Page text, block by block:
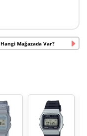
Hangi Mağazada Var?